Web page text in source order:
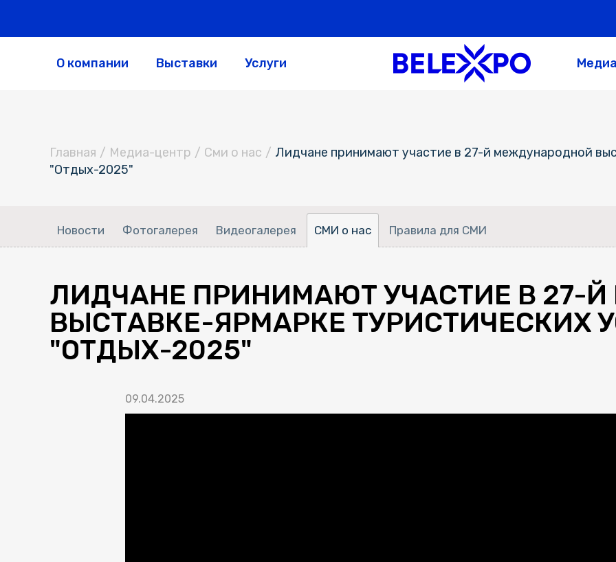
О компании Выставки Услуги
Главная / Медиа-центр / Сми о нас / Лидчане принимают участие в 27-й международной
"Отдых-2025"
Новости Фотогалерея Видеогалерея СМИ о нас Правила для СМИ
ЛИДЧАНЕ ПРИНИМАЮТ УЧАСТИЕ В 27-
ВЫСТАВКЕ-ЯРМАРКЕ ТУРИСТИЧЕСКИХ
"ОТДЫХ-2025"
09.04.2025